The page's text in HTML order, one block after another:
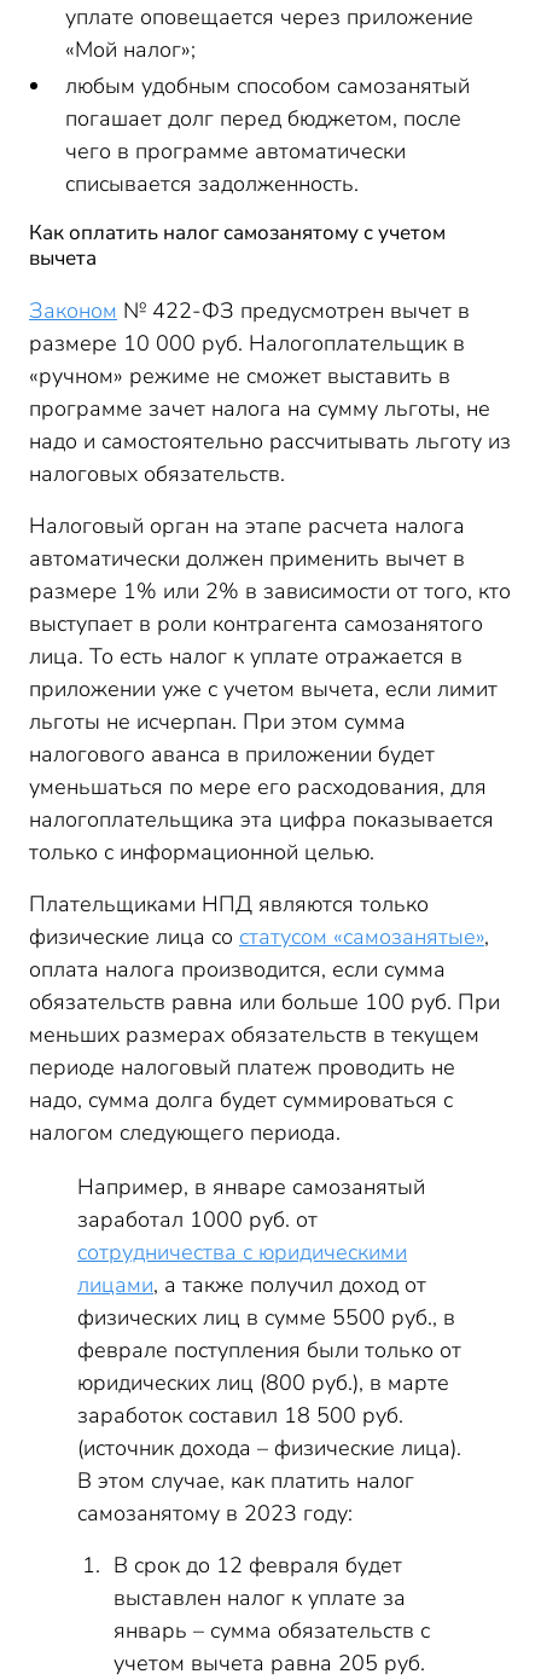
уплате оповещается через приложение
«Мой налог»;
любым удобным способом самозанятый
погашает долг перед бюджетом, после
чего в программе автоматически
списывается задолженность.
Как оплатить налог самозанятому с учетом
вычета
Законом № 422-ФЗ предусмотрен вычет в
размере 10 000 руб. Налогоплательщик в
«ручном» режиме не сможет выставить в
программе зачет налога на сумму льготы, не
надо и самостоятельно рассчитывать льготу из
налоговых обязательств.
Налоговый орган на этапе расчета налога
автоматически должен применить вычет в
размере 1% или 2% в зависимости от того, кто
выступает в роли контрагента самозанятого
лица. То есть налог к уплате отражается в
приложении уже с учетом вычета, если лимит
льготы не исчерпан. При этом сумма
налогового аванса в приложении будет
уменьшаться по мере его расходования, для
налогоплательщика эта цифра показывается
только с информационной целью.
Плательщиками НПД являются только
физические лица со статусом «самозанятые»,
оплата налога производится, если сумма
обязательств равна или больше 100 руб. При
меньших размерах обязательств в текущем
периоде налоговый платеж проводить не
надо, сумма долга будет суммироваться с
налогом следующего периода.
Например, в январе самозанятый
заработал 1000 руб. от
сотрудничества с юридическими
лицами, а также получил доход от
физических лиц в сумме 5500 руб., в
феврале поступления были только от
юридических лиц (800 руб.), в марте
заработок составил 18 500 руб.
(источник дохода – физические лица).
В этом случае, как платить налог
самозанятому в 2023 году:
В срок до 12 февраля будет
выставлен налог к уплате за
январь – сумма обязательств с
учетом вычета равна 205 руб.